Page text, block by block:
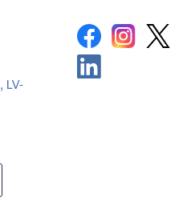
LV-